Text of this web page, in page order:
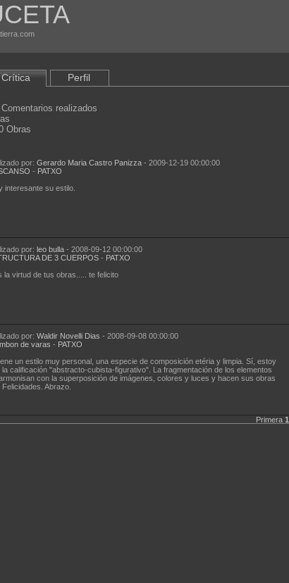
Crítica Perfil
realizados
Obras
por: Gerardo Maria Castro Panizza- 2009-12-19 00:00:00
- PATXO
interesante su estilo.
por: leo bulla- 2008-09-12 00:00:00
DE 3 CUERPOS- PATXO
la virtud de tus obras..... te felicito
por: Waldir Novelli Dias - 2008-09-08 00:00:00
de varas - PATXO
un estilo muy personal, una especie de composición etéria y limpia. Sí, estoy
calificación "abstracto-cubista-figurativo". La fragmentación de los elementos
con la superposición de imágenes, colores y luces y hacen sus obras
Abrazo.
Primera 1